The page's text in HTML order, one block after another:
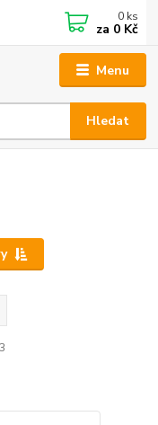
Menu
Hledat
0 ks
za 0 Kč